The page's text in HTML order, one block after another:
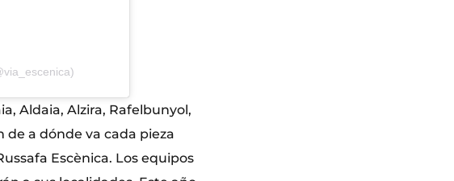
Aldaia, Alzira, Rafelbunyol,
de a dónde va cada pieza
Escènica. Los equipos